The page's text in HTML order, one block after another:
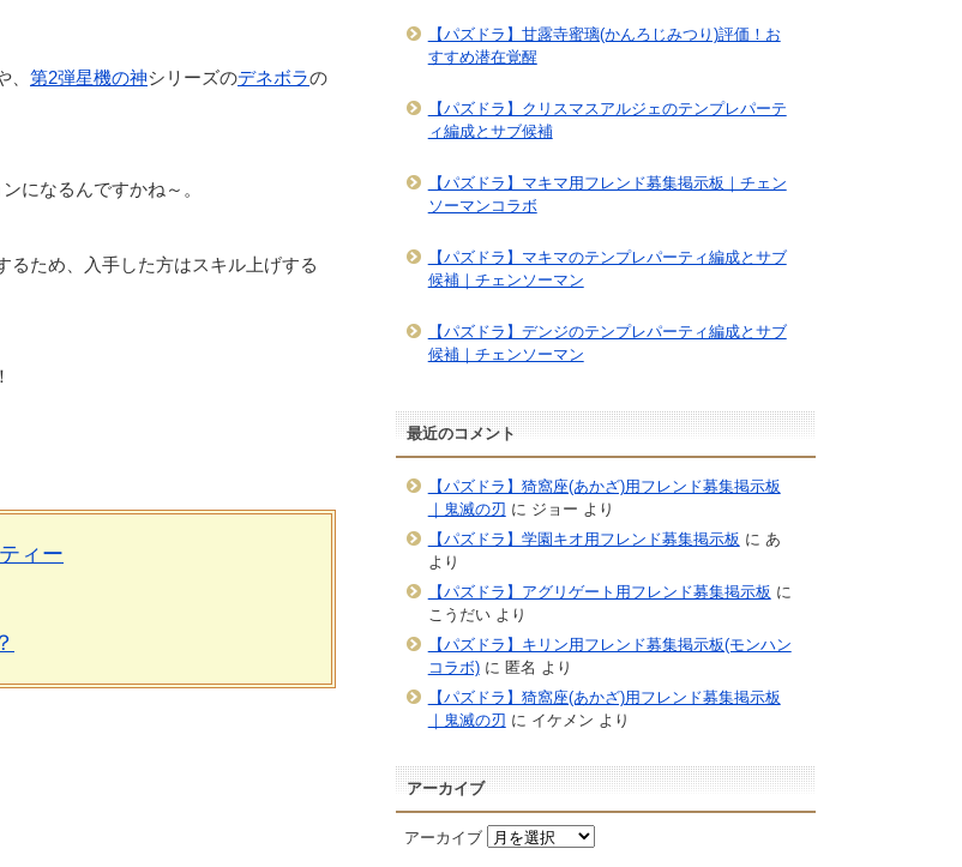
、 第2弾星機の神シリーズのデネボラの
になるんですかね～。
ため、入手した方はスキル上げする
ィー
【パズドラ】甘露寺蜜璃(かんろじみつり)評価！お
すすめ潜在覚醒
【パズドラ】クリスマスアルジェのテンプレパーテ
ィ編成とサブ候補
【パズドラ】マキマ用フレンド募集掲示板｜チェン
ソーマンコラボ
【パズドラ】マキマのテンプレパーティ編成とサブ
候補｜チェンソーマン
【パズドラ】デンジのテンプレパーティ編成とサブ
候補｜チェンソーマン
最近のコメント
【パズドラ】猗窩座(あかざ)用フレンド募集掲示板
｜鬼滅の刃 に ジョー より
【パズドラ】学園キオ用フレンド募集掲示板 に あ
より
【パズドラ】アグリゲート用フレンド募集掲示板 に
こうだいより
【パズドラ】キリン用フレンド募集掲示板(モンハン
コラボ)に 匿名 より
【パズドラ】猗窩座(あかざ)用フレンド募集掲示板
｜鬼滅の刃 に イケメン より
アーカイブ
アーカイブ